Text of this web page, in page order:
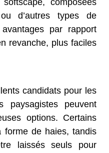
composées
ou d’autres types de
par rapport
revanche, plus faciles
candidats pour les
paysagistes peuvent
options. Certains
forme de haies, tandis
laissés seuls pour